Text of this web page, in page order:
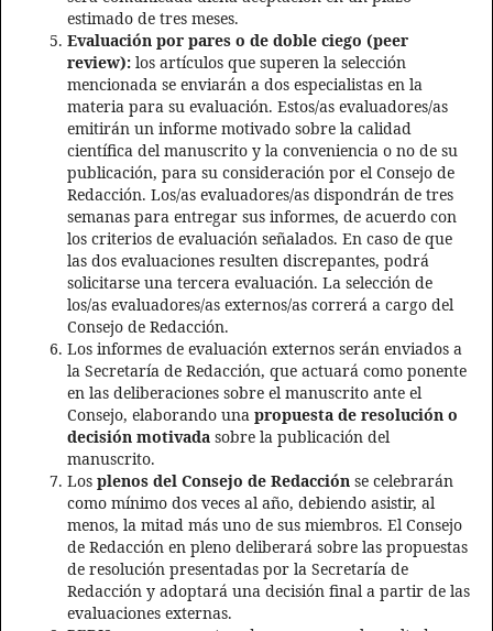
estimado de tres meses.
Evaluación por pares o de doble ciego (peer
review): los artículos que superen la selección
mencionada se enviarán a dos especialistas en la
materia para su evaluación. Estos/as evaluadores/as
emitirán un informe motivado sobre la calidad
científica del manuscrito y la conveniencia o no de su
publicación, para su consideración por el Consejo de
Redacción. Los/as evaluadores/as dispondrán de tres
semanas para entregar sus informes, de acuerdo con
los criterios de evaluación señalados. En caso de que
las dos evaluaciones resulten discrepantes, podrá
solicitarse una tercera evaluación. La selección de
los/as evaluadores/as externos/as correrá a cargo del
Consejo de Redacción.
Los informes de evaluación externos serán enviados a
la Secretaría de Redacción, que actuará como ponente
en las deliberaciones sobre el manuscrito ante el
Consejo, elaborando una propuesta de resolución o
decisión motivada sobre la publicación del
manuscrito.
Los plenos del Consejo de Redacción se celebrarán
como mínimo dos veces al año, debiendo asistir, al
menos, la mitad más uno de sus miembros. El Consejo
de Redacción en pleno deliberará sobre las propuestas
de resolución presentadas por la Secretaría de
Redacción y adoptará una decisión final a partir de las
evaluaciones externas.